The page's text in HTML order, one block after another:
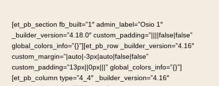
[et_pb_section fb_built=”1″ admin_label=”Osio 1″
_builder_version=”4.18.0″ custom_padding=”||||false|false”
global_colors_info=”{}”][et_pb_row _builder_version=”4.16″
custom_margin=”|auto|-3px|auto|false|false”
custom_padding=”13px||0px|||” global_colors_info=”{}”]
[et_pb_column type=”4_4″ _builder_version=”4.16″